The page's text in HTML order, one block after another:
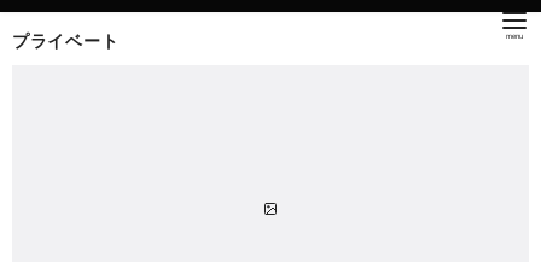
プライベート